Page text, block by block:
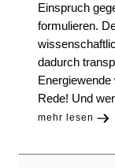
Einspruch
formulieren.
dadurch
Rede! Und
mehr lesen